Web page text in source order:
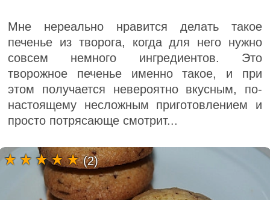
Мне нереально нравится делать такое
печенье из творога, когда для него нужно
совсем немного ингредиентов. Это
творожное печенье именно такое, и при
этом получается невероятно вкусным, по-
настоящему несложным приготовлением и
просто потрясающе смотрит...
(2)